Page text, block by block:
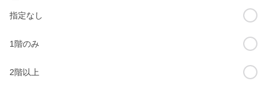
指定なし
1階のみ
2階以上